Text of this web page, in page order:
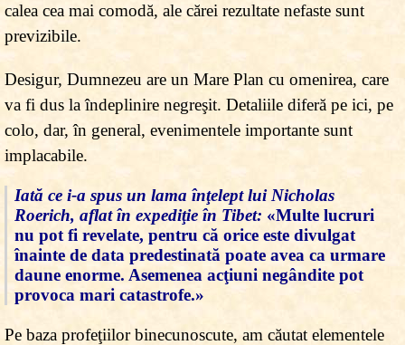
calea cea mai comodă, ale cărei rezultate nefaste sunt
previzibile.
Desigur, Dumnezeu are un Mare Plan cu omenirea, care
va fi dus la îndeplinire negreşit. Detaliile diferă pe ici, pe
colo, dar, în general, evenimentele importante sunt
implacabile.
Iată ce i-a spus un lama înţelept lui Nicholas
Roerich, aflat în expediţie în Tibet: «Multe lucruri
nu pot fi revelate, pentru că orice este divulgat
înainte de data predestinată poate avea ca urmare
daune enorme. Asemenea acţiuni negândite pot
provoca mari catastrofe.»
Pe baza profeţiilor binecunoscute, am căutat elementele